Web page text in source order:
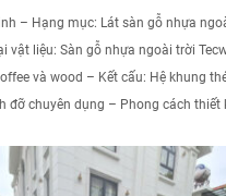
– Hạng mục: Lát sàn gỗ nhựa
vật liệu: Sàn gỗ nhựa ngoài trời
và wood – Kết cấu: Hệ khung
đỡ chuyên dụng – Phong cách thiết